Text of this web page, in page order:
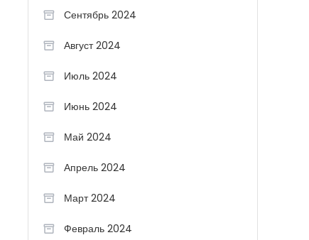
Сентябрь 2024
Август 2024
Июль 2024
Июнь 2024
Май 2024
Апрель 2024
Март 2024
Февраль 2024